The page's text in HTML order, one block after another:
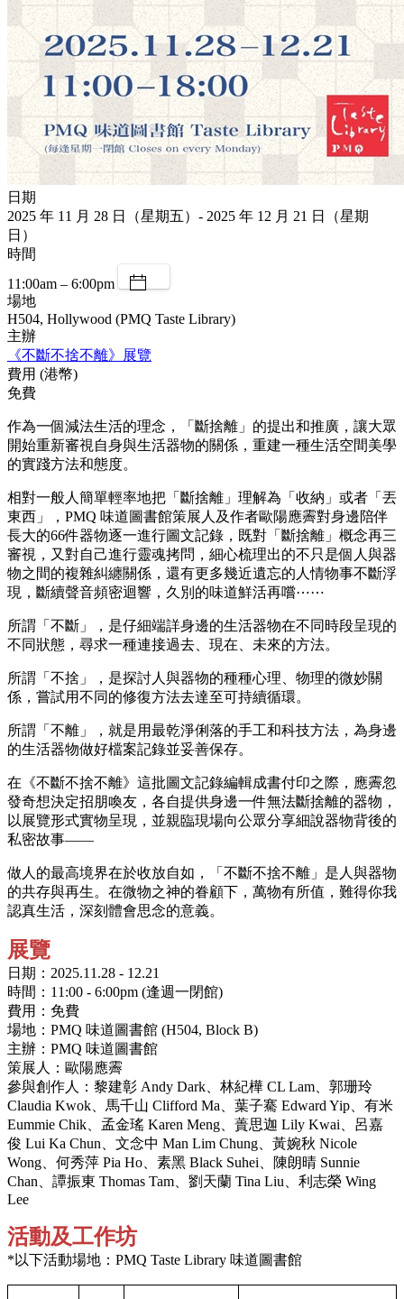
日期
2025 年 11 月 28 日（星期五）- 2025 年 12 月 21 日（星期
日）
時間
11:00am – 6:00pm
場地
H504, Hollywood (PMQ Taste Library)
主辦
《不斷不捨不離》展覽
費用 (港幣)
免費
作為一個減法生活的理念，「斷捨離」的提出和推廣，讓大眾
開始重新審視自身與生活器物的關係，重建一種生活空間美學
的實踐方法和態度。
相對一般人簡單輕率地把「斷捨離」理解為「收納」或者「丟
東西」，PMQ 味道圖書館策展人及作者歐陽應霽對身邊陪伴
長大的66件器物逐一進行圖文記錄，既對「斷捨離」概念再三
審視，又對自己進行靈魂拷問，細心梳理出的不只是個人與器
物之間的複雜糾纏關係，還有更多幾近遺忘的人情物事不斷浮
現，斷續聲音頻密迴響，久別的味道鮮活再嚐⋯⋯
所謂「不斷」，是仔細端詳身邊的生活器物在不同時段呈現的
不同狀態，尋求一種連接過去、現在、未來的方法。
所謂「不捨」，是探討人與器物的種種心理、物理的微妙關
係，嘗試用不同的修復方法去達至可持續循環。
所謂「不離」，就是用最乾淨俐落的手工和科技方法，為身邊
的生活器物做好檔案記錄並妥善保存。
在《不斷不捨不離》這批圖文記錄編輯成書付印之際，應霽忽
發奇想決定招朋喚友，各自提供身邊一件無法斷捨離的器物，
以展覽形式實物呈現，並親臨現場向公眾分享細說器物背後的
私密故事——
做人的最高境界在於收放自如，「不斷不捨不離」是人與器物
的共存與再生。在微物之神的眷顧下，萬物有所值，難得你我
認真生活，深刻體會思念的意義。
展覽
日期：2025.11.28 - 12.21
時間：11:00 - 6:00pm (逢週一閉館)
費用：免費
場地：PMQ 味道圖書館 (H504, Block B)
主辦：PMQ 味道圖書館
策展人：歐陽應霽
參與創作人：黎建彰 Andy Dark、林紀樺 CL Lam、郭珊玲
Claudia Kwok、馬千山 Clifford Ma、葉子騫 Edward Yip、有米
Eummie Chik、孟金瑤 Karen Meng、蕢思迦 Lily Kwai、呂嘉
俊 Lui Ka Chun、文念中 Man Lim Chung、黃婉秋 Nicole
Wong、何秀萍 Pia Ho、素黑 Black Suhei、陳朗晴 Sunnie
Chan、譚振東 Thomas Tam、劉天蘭 Tina Liu、利志榮 Wing
Lee
活動及工作坊
*以下活動場地：PMQ Taste Library 味道圖書館